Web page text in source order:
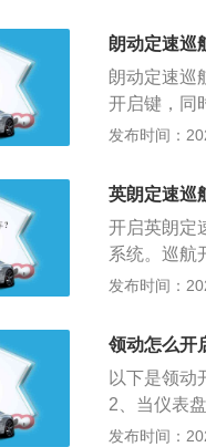
航功能：当
能立即消失
调速杆（A/
低速自动消
板进行加速
后，车速
设定巡航车
钮，轿车将
若在车速于
朗动定速巡
朗动定速巡
开启键，同
速，若按关
成了音响、
加了些运
发布时间：
英朗定速巡
开启英朗定
系统。巡航
钮可取消巡
已启用，则
控制。如果
发布时间：
领动怎么开
以下是领动
2、当仪表
速后按SET
发布时间：